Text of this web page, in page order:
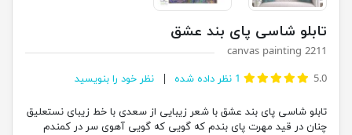
تابلو شاسی پای بند عشق
canvas painting 2211
5.0
1 نظر داده شده نظر خود را بنویسید
تابلو شاسی پای بند عشق با شعر زیبایی از سعدی با خط زیبای نستعلیق
چنان در قید مهرت پای بندم که گویی که گویی آهوی سر در کمندم